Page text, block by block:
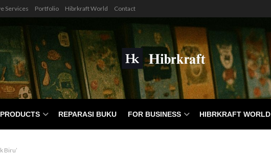
Services Portfolio Hibrkraft World Contact
PRODUCTS REPARASI BUKU FOR BUSINESS HIBRKRAFT WORLD
Biru’